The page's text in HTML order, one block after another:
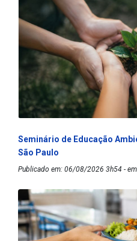
Seminário de Educação
São Paulo
Publicado em: 06/08/2026 3h54 -